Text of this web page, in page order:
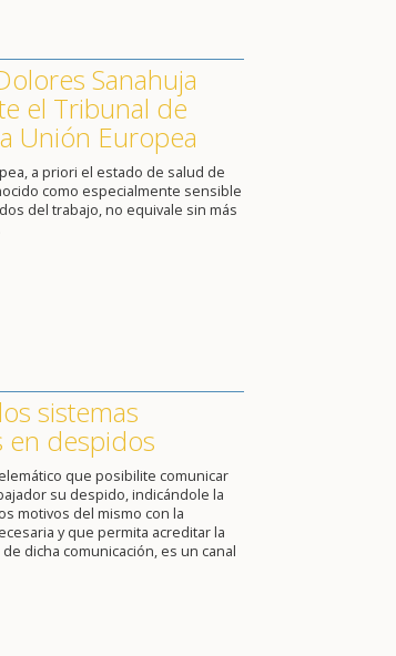
Sanahuja
el Tribunal de
Unión Europea
a priori el estado de salud de
como especialmente sensible
del trabajo, no equivale sin más
sistemas
en despidos
que posibilite comunicar
su despido, indicándole la
motivos del mismo con la
y que permita acreditar la
dicha comunicación, es un canal